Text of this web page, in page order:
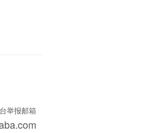
举报邮箱